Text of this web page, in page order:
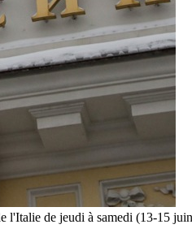
de jeudi à samedi (13-15